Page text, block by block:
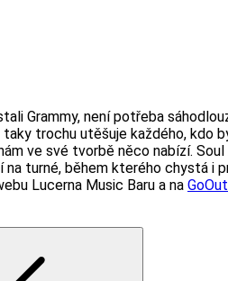
Grammy, není potřeba
trochu utěšuje každého,
ve své tvorbě něco nabízí.
na turné, během kterého chystá i
Lucerna Music Baru a na